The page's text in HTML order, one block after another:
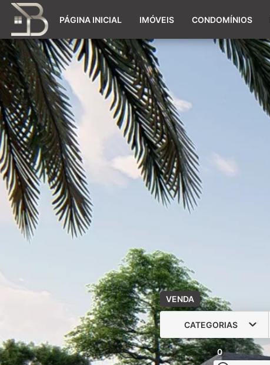
PÁGINA INICIAL IMÓVEIS CONDOMÍNIOS
VENDA
CATEGORIAS
0